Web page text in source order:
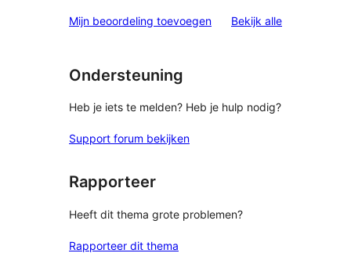
Mijn beoordeling toevoegen Bekijk alle
Ondersteuning
Heb je iets te melden? Heb je hulp nodig?
Support forum bekijken
Rapporteer
Heeft dit thema grote problemen?
Rapporteer dit thema